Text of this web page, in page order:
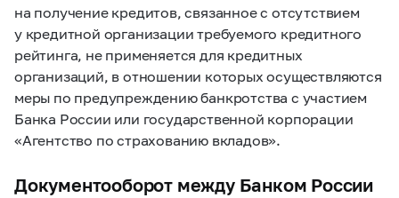
на получение кредитов, связанное с отсутствием
у кредитной организации требуемого кредитного
рейтинга, не применяется для кредитных
организаций, в отношении которых осуществляются
меры по предупреждению банкротства с участием
Банка России или государственной корпорации
«Агентство по страхованию вкладов».
Документооборот между Банком России